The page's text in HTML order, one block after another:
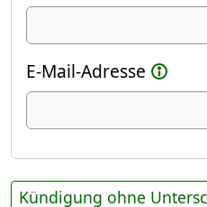
E-Mail-Adresse
Kündigung ohne